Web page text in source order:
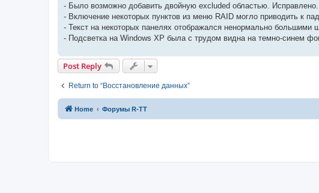
- Было возможно добавить двойную excluded областью. Исправлено.
- Включение некоторых пунктов из меню RAID могло приводить к
- Текст на некоторых панелях отображался ненормально большими
- Подсветка на Windows XP была с трудом видна на темно-синем
Post Reply
Return to “Восстановление данных”
Home Форумы R-TT